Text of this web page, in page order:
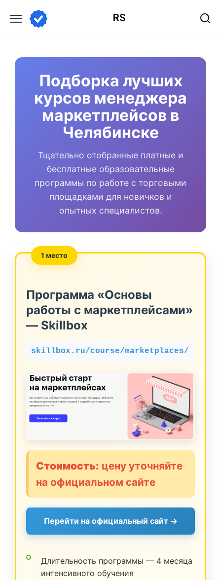
содержанию
RS
Подборка лучших
курсов менеджера
маркетплейсов в
Челябинске
Тщательно отобранные платные и
бесплатные образовательные
программы по работе с торговыми
площадками для новичков и
опытных специалистов.
1 место
Программа «Основы
работы с маркетплейсами»
— Skillbox
skillbox.ru/course/marketplaces/
Стоимость: цену уточняйте
на официальном сайте
Перейти на официальный сайт →
Длительность программы — 4 месяца
интенсивного обучения